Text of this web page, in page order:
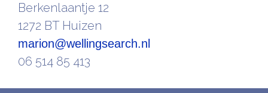
Berkenlaantje 12
1272 BT Huizen
marion@wellingsearch.nl
06 514 85 413